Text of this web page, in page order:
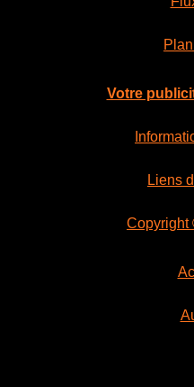
Votre
Liens
Copyright